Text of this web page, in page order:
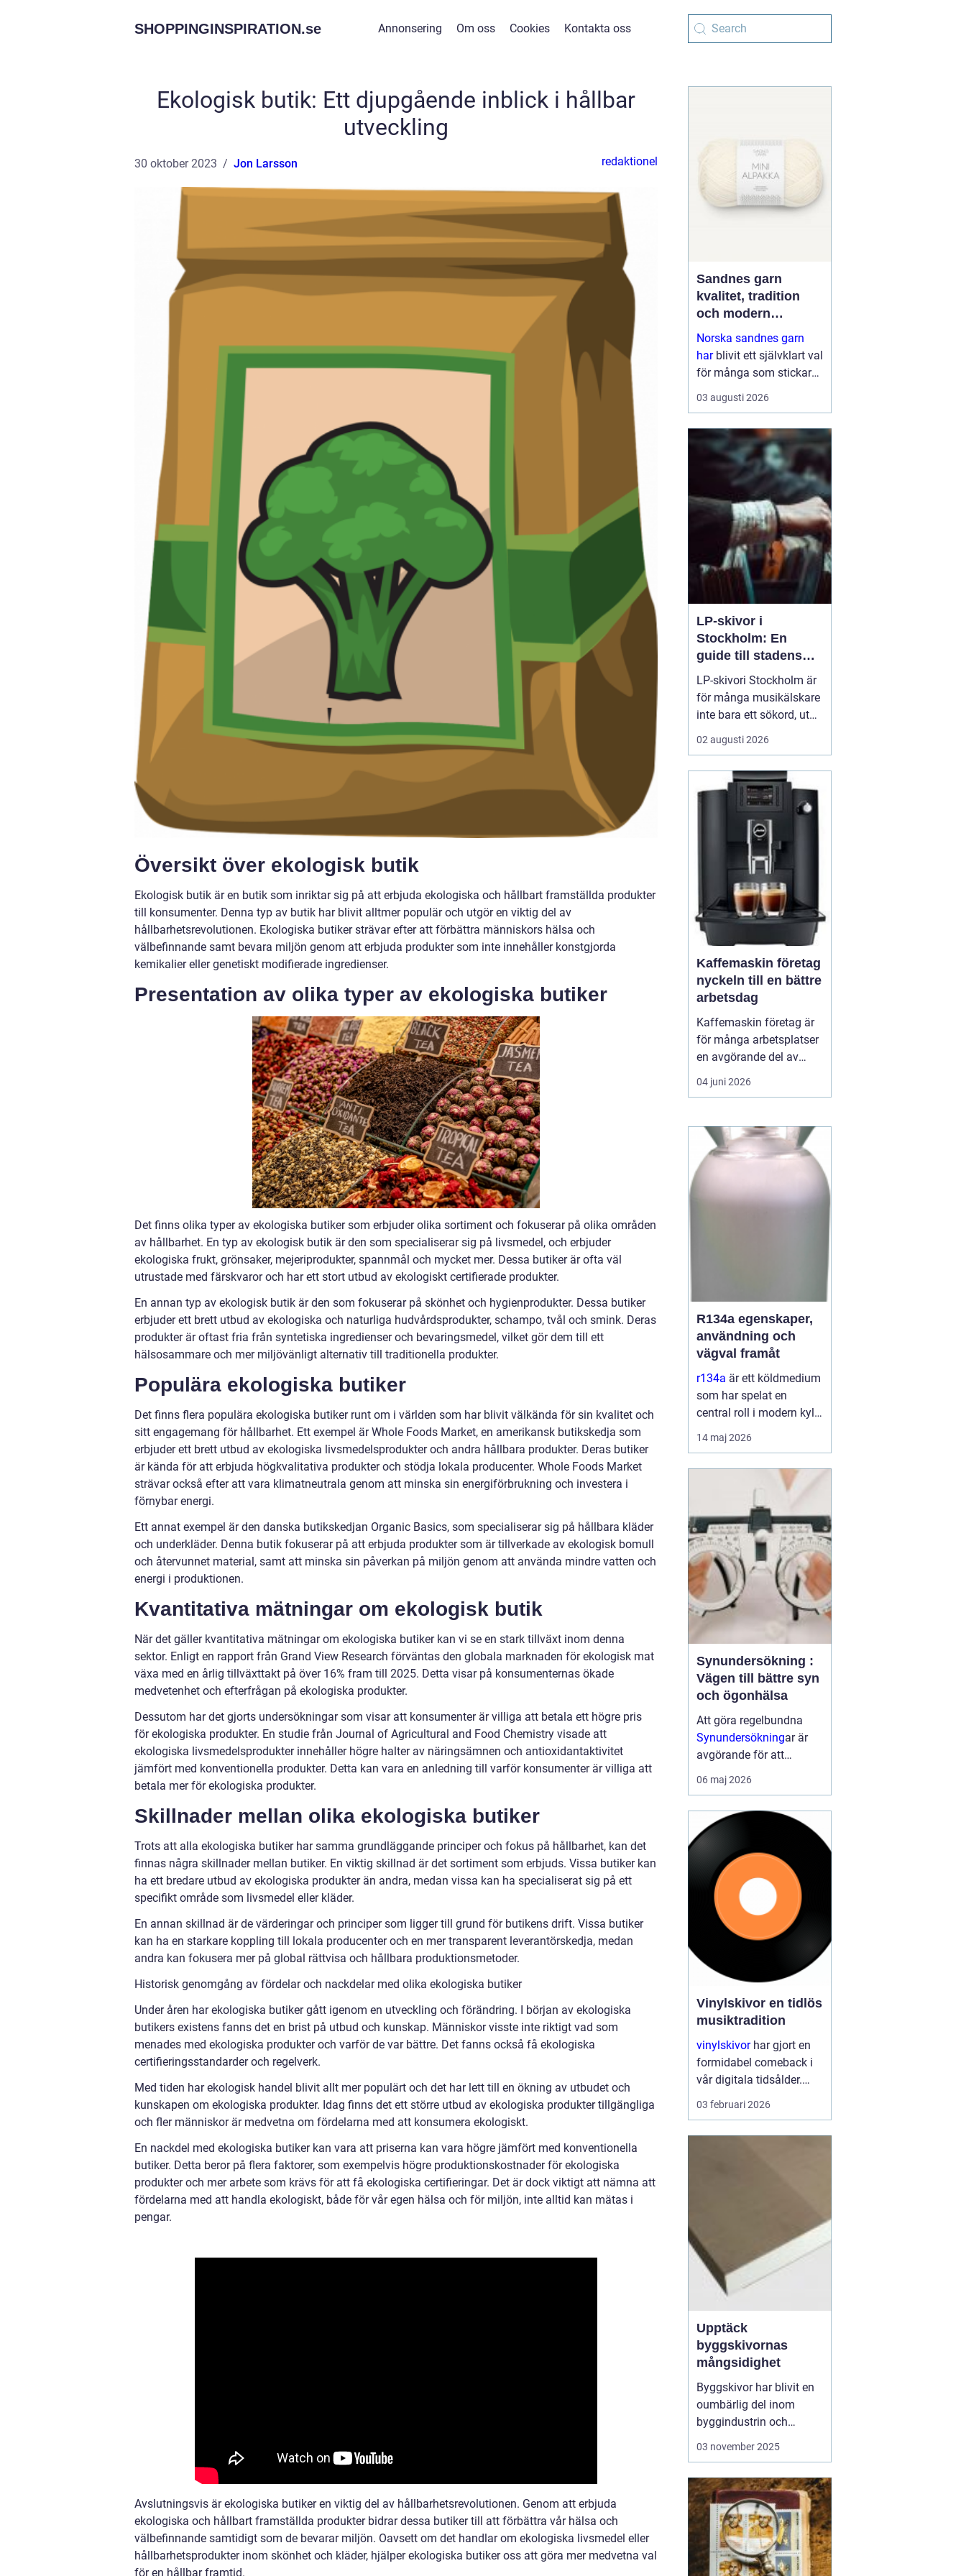
SHOPPINGINSPIRATION.se Annonsering Om oss Cookies Kontakta oss
Ekologisk butik: Ett djupgående inblick i hållbar
utveckling
30 oktober 2023 Jon Larsson redaktionel
Översikt över ekologisk butik
Ekologisk butik är en butik som inriktar sig på att erbjuda ekologiska och hållbart framställda produkter
till konsumenter. Denna typ av butik har blivit alltmer populär och utgör en viktig del av
hållbarhetsrevolutionen. Ekologiska butiker strävar efter att förbättra människors hälsa och
välbefinnande samt bevara miljön genom att erbjuda produkter som inte innehåller konstgjorda
kemikalier eller genetiskt modifierade ingredienser.
Presentation av olika typer av ekologiska butiker
Det finns olika typer av ekologiska butiker som erbjuder olika sortiment och fokuserar på olika områden
av hållbarhet. En typ av ekologisk butik är den som specialiserar sig på livsmedel, och erbjuder
ekologiska frukt, grönsaker, mejeriprodukter, spannmål och mycket mer. Dessa butiker är ofta väl
utrustade med färskvaror och har ett stort utbud av ekologiskt certifierade produkter.
En annan typ av ekologisk butik är den som fokuserar på skönhet och hygienprodukter. Dessa butiker
erbjuder ett brett utbud av ekologiska och naturliga hudvårdsprodukter, schampo, tvål och smink. Deras
produkter är oftast fria från syntetiska ingredienser och bevaringsmedel, vilket gör dem till ett
hälsosammare och mer miljövänligt alternativ till traditionella produkter.
Populära ekologiska butiker
Det finns flera populära ekologiska butiker runt om i världen som har blivit välkända för sin kvalitet och
sitt engagemang för hållbarhet. Ett exempel är Whole Foods Market, en amerikansk butikskedja som
erbjuder ett brett utbud av ekologiska livsmedelsprodukter och andra hållbara produkter. Deras butiker
är kända för att erbjuda högkvalitativa produkter och stödja lokala producenter. Whole Foods Market
strävar också efter att vara klimatneutrala genom att minska sin energiförbrukning och investera i
förnybar energi.
Ett annat exempel är den danska butikskedjan Organic Basics, som specialiserar sig på hållbara kläder
och underkläder. Denna butik fokuserar på att erbjuda produkter som är tillverkade av ekologisk bomull
och återvunnet material, samt att minska sin påverkan på miljön genom att använda mindre vatten och
energi i produktionen.
Kvantitativa mätningar om ekologisk butik
När det gäller kvantitativa mätningar om ekologiska butiker kan vi se en stark tillväxt inom denna
sektor. Enligt en rapport från Grand View Research förväntas den globala marknaden för ekologisk mat
växa med en årlig tillväxttakt på över 16% fram till 2025. Detta visar på konsumenternas ökade
medvetenhet och efterfrågan på ekologiska produkter.
Dessutom har det gjorts undersökningar som visar att konsumenter är villiga att betala ett högre pris
för ekologiska produkter. En studie från Journal of Agricultural and Food Chemistry visade att
ekologiska livsmedelsprodukter innehåller högre halter av näringsämnen och antioxidantaktivitet
jämfört med konventionella produkter. Detta kan vara en anledning till varför konsumenter är villiga att
betala mer för ekologiska produkter.
Skillnader mellan olika ekologiska butiker
Trots att alla ekologiska butiker har samma grundläggande principer och fokus på hållbarhet, kan det
finnas några skillnader mellan butiker. En viktig skillnad är det sortiment som erbjuds. Vissa butiker kan
ha ett bredare utbud av ekologiska produkter än andra, medan vissa kan ha specialiserat sig på ett
specifikt område som livsmedel eller kläder.
En annan skillnad är de värderingar och principer som ligger till grund för butikens drift. Vissa butiker
kan ha en starkare koppling till lokala producenter och en mer transparent leverantörskedja, medan
andra kan fokusera mer på global rättvisa och hållbara produktionsmetoder.
Historisk genomgång av fördelar och nackdelar med olika ekologiska butiker
Under åren har ekologiska butiker gått igenom en utveckling och förändring. I början av ekologiska
butikers existens fanns det en brist på utbud och kunskap. Människor visste inte riktigt vad som
menades med ekologiska produkter och varför de var bättre. Det fanns också få ekologiska
certifieringsstandarder och regelverk.
Med tiden har ekologisk handel blivit allt mer populärt och det har lett till en ökning av utbudet och
kunskapen om ekologiska produkter. Idag finns det ett större utbud av ekologiska produkter tillgängliga
och fler människor är medvetna om fördelarna med att konsumera ekologiskt.
En nackdel med ekologiska butiker kan vara att priserna kan vara högre jämfört med konventionella
butiker. Detta beror på flera faktorer, som exempelvis högre produktionskostnader för ekologiska
produkter och mer arbete som krävs för att få ekologiska certifieringar. Det är dock viktigt att nämna att
fördelarna med att handla ekologiskt, både för vår egen hälsa och för miljön, inte alltid kan mätas i
pengar.
Avslutningsvis är ekologiska butiker en viktig del av hållbarhetsrevolutionen. Genom att erbjuda
ekologiska och hållbart framställda produkter bidrar dessa butiker till att förbättra vår hälsa och
välbefinnande samtidigt som de bevarar miljön. Oavsett om det handlar om ekologiska livsmedel eller
hållbarhetsprodukter inom skönhet och kläder, hjälper ekologiska butiker oss att göra mer medvetna val
för en hållbar framtid.
Sandnes garn
kvalitet, tradition
och modern
stickglädje
Norska sandnes garn
harblivit ett självklart val
för många som stickar
och virkar i Sverige.
Kombinationen av hög
färger och mönster som
följer trender gör ...
03 augusti 2026
LP-skivor i
Stockholm: En
guide till stadens
vinylkultur
LP-skivori Stockholm är
för många musikälskare
inte bara ett sökord, utan
en dörr in till en levande
kultur av butiker, samlare
Stockholm har
vinylformatet fått ett
tydligt uppsving d...
02 augusti 2026
Kaffemaskin företag
nyckeln till en bättre
arbetsdag
Kaffemaskin företag är
för många arbetsplatser
en avgörande del av
vardagen. Kaffe har
blivit en naturlig
medarbetare mötas,
hämta energi och skapa
nya idéer. En
kaffelösning handlar
04 juni 2026
R134a egenskaper,
användning och
vägval framåt
r134a är ett köldmedium
som har spelat en
central roll i modern kyl-
luftkonditioneringsteknik
används i allt från bilars
frysanläggningar och
medicinteknisk ut...
14 maj 2026
Synundersökning :
Vägen till bättre syn
och ögonhälsa
Att göra regelbundna
Synundersökningar är
avgörande för att
upptäcka synfel i tid
samt för att identifiera
ögonsjukdomar. En
synundersökning ka...
06 maj 2026
Vinylskivor en tidlös
musiktradition
vinylskivorhar gjort en
formidabel comeback i
vår digitala tidsålder.
Trots att
03 februari 2026
Upptäck
byggskivornas
mångsidighet
Byggskivor har blivit en
oumbärlig del inom
byggindustrin och
används i allt från
byggnader. Dessa
mångsidiga material
erbjuder en rad olika
fördelar, inklusive styrka,
hållbarhet och ...
03 november 2025